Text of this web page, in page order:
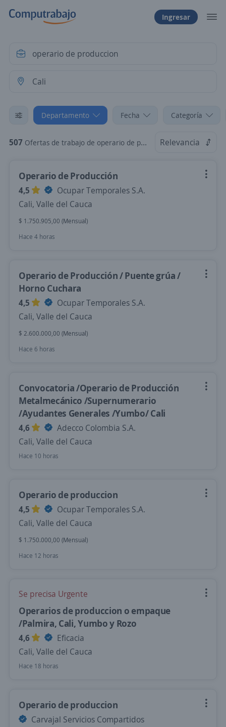
Ingresar
Departamento Fecha Categoría
507 Ofertas de trabajo de operario de produccion en Cali, Valle del Cauca Relevancia
Operario de Producción
4,5
Ocupar Temporales S.A.
Cali, Valle del Cauca
$ 1.750.905,00 (Mensual)
Hace 4 horas
Operario de Producción / Puente grúa /
Horno Cuchara
4,5
Ocupar Temporales S.A.
Cali, Valle del Cauca
$ 2.600.000,00 (Mensual)
Hace 6 horas
Convocatoria /Operario de Producción
Metalmecánico /Supernumerario
/Ayudantes Generales /Yumbo/ Cali
4,6
Adecco Colombia S.A.
Cali, Valle del Cauca
Hace 10 horas
Operario de produccion
4,5
Ocupar Temporales S.A.
Cali, Valle del Cauca
$ 1.750.000,00 (Mensual)
Hace 12 horas
Se precisa Urgente
Operarios de produccion o empaque
/Palmira, Cali, Yumbo y Rozo
4,6
Eficacia
Cali, Valle del Cauca
Hace 18 horas
Operario de produccion
Carvajal Servicios Compartidos